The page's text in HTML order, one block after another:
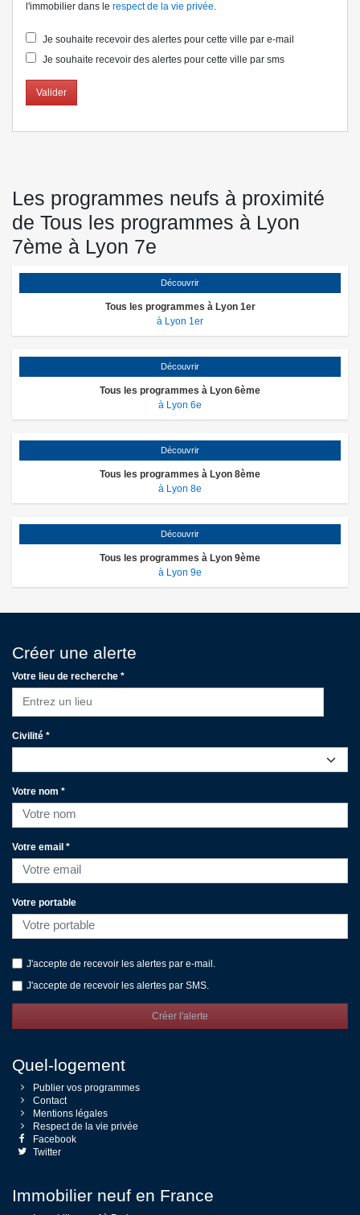
l'immobilier dans le respect de la vie privée.
Je souhaite recevoir des alertes pour cette ville par e-mail
Je souhaite recevoir des alertes pour cette ville par sms
Valider
Les programmes neufs à proximité
de Tous les programmes à Lyon
7ème à Lyon 7e
Découvrir
Tous les programmes à Lyon 1er
à Lyon 1er
Découvrir
Tous les programmes à Lyon 6ème
à Lyon 6e
Découvrir
Tous les programmes à Lyon 8ème
à Lyon 8e
Découvrir
Tous les programmes à Lyon 9ème
à Lyon 9e
Créer une alerte
Votre lieu de recherche *
Entrez un lieu
Civilité *
Votre nom *
Votre email *
Votre portable
J'accepte de recevoir les alertes par e-mail.
J'accepte de recevoir les alertes par SMS.
Créer l'alerte
Quel-logement
Publier vos programmes
Contact
Mentions légales
Respect de la vie privée
Facebook
Twitter
Immobilier neuf en France